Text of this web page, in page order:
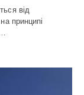
від
принципі